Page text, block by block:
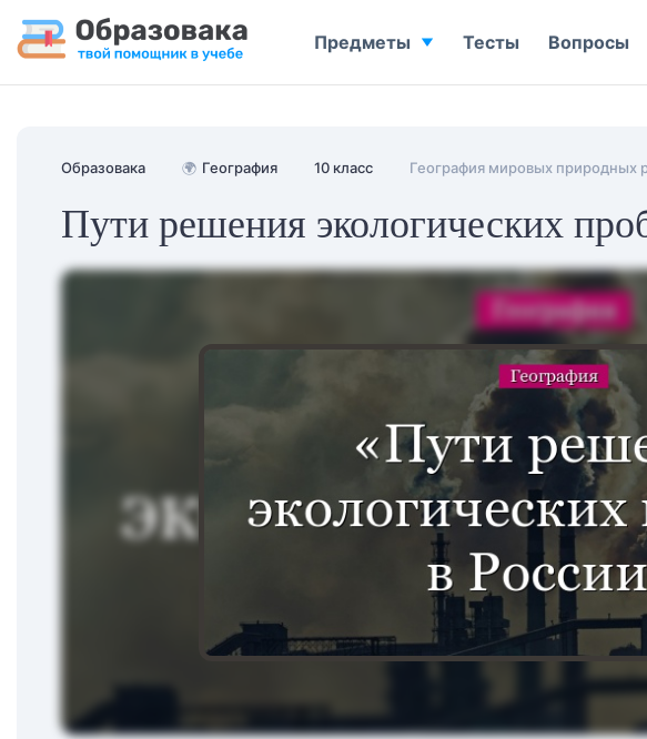
Образовака 🌍 География 10 класс География мировых природных
Пути решения экологических
Предметы Тесты Вопросы